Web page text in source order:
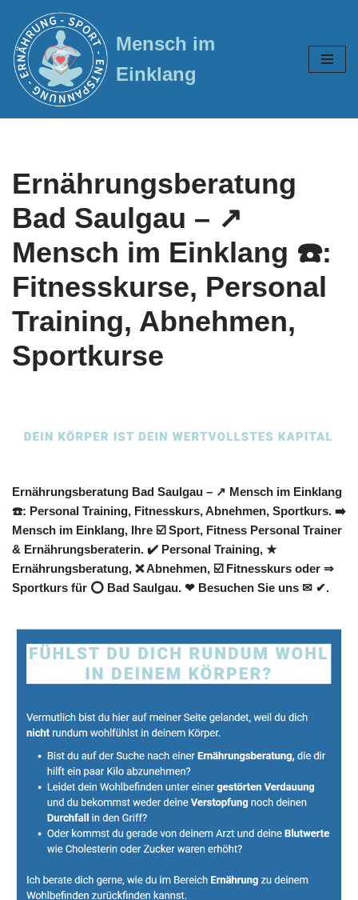
Zum
Inhalt
springen
Mensch im
Einklang
Ernährungsberatung
Bad Saulgau – ↗️
Mensch im Einklang ☎️:
Fitnesskurse, Personal
Training, Abnehmen,
Sportkurse
Ernährungsberatung Bad Saulgau – ↗️ Mensch im Einklang
☎️: Personal Training, Fitnesskurs, Abnehmen, Sportkurs. ➡️
Mensch im Einklang, Ihre ☑️ Sport, Fitness Personal Trainer
& Ernährungsberaterin. ✔️ Personal Training, ★
Ernährungsberatung, ❌ Abnehmen, ☑️ Fitnesskurs oder ⇒
Sportkurs für ⭕ Bad Saulgau. ❤ Besuchen Sie uns ✉ ✔.